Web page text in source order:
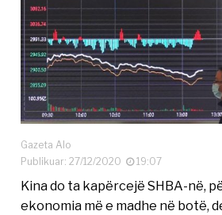
Gazeta Alo
Publikuar: 27/12/2020
19:07
Kina do ta kapërcejë SHBA-në,
ekonomia më e madhe në botë,